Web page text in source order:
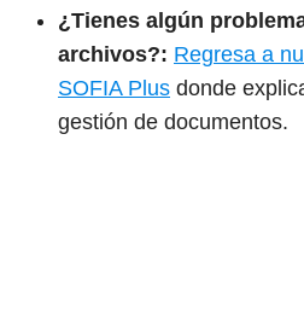
¿Tienes algún
archivos?: Regresa a
SOFIA Plus donde
gestión de documentos.